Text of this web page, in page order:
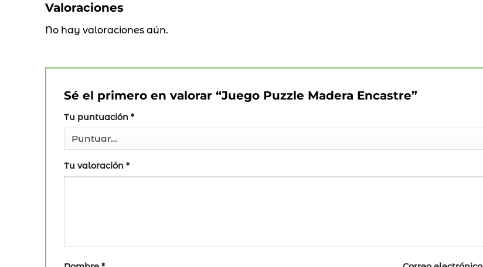
Valoraciones
No hay valoraciones aún.
Sé el primero en valorar “Juego Puzzle Madera Encastre”
Tu puntuación *
Tu valoración *